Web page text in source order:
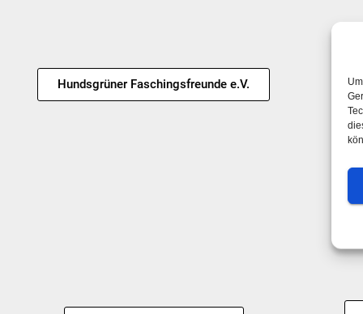
Hundsgrüner Faschingsfreunde e.V.